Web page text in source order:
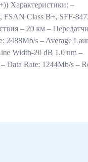
Характеристики: –
FSAN Class B+, SFF-
– 20 км –
2488Mb/s – Average
Width-20 dB 1.0 nm –
Rate: 1244Mb/s –